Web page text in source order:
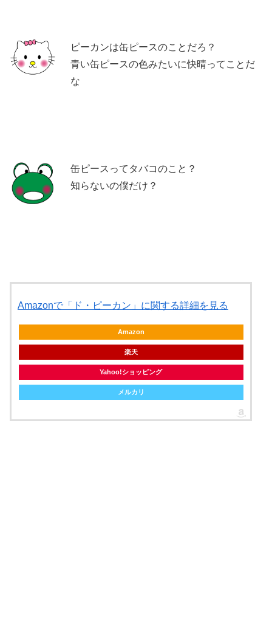
ピーカンは缶ピースのことだろ？
青い缶ピースの色みたいに快晴ってことだ
な
缶ピースってタバコのこと？
知らないの僕だけ？
Amazonで「ド・ピーカン」に関する詳細を見る
Amazon
楽天
Yahoo!ショッピング
メルカリ